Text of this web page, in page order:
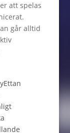
att spelas
går alltid